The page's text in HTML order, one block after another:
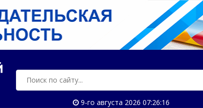
9-го августа 2026 07:26:17